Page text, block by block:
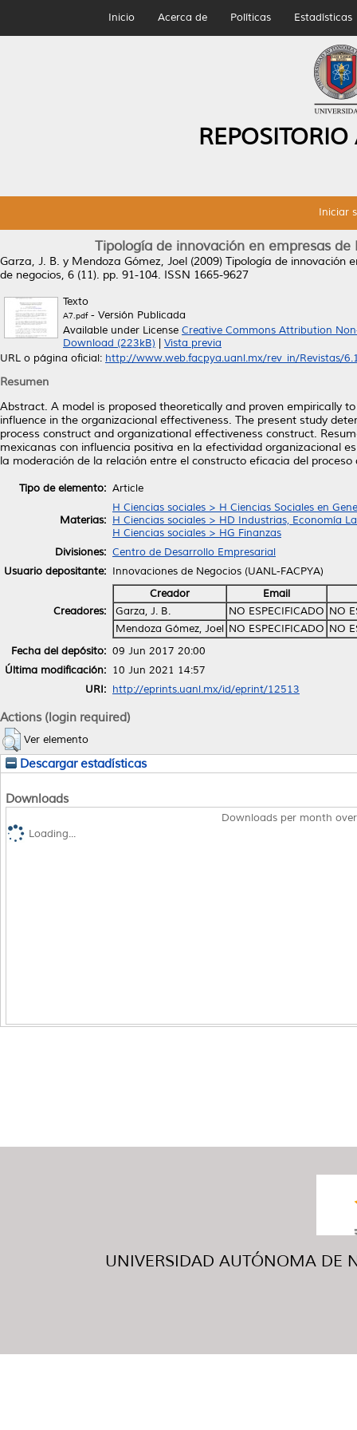
Inicio Acerca de Políticas Estadísticas
Iniciar
Tipología de innovación en empresas
Garza, J. B. y Mendoza Gómez, Joel (2009) Tipología de innovación
de negocios, 6 (11). pp. 91-104. ISSN 1665-9627
Texto
A7.pdf- Versión Publicada
Available under License Creative Commons Attribution
Download (223kB)
Vista previa
URL o página oficial: http://www.web.facpya.uanl.mx/rev_in/Revistas/
Resumen
Abstract. A model is proposed theoretically and proven empirically
influence in the organizacional effectiveness. The present study
process construct and organizational effectiveness construct.
mexicanas con influencia positiva en la efectividad organizacional
la moderación de la relación entre el constructo eficacia del
Tipo de elemento: Article
Materias:
H Ciencias sociales > H Ciencias Sociales en
H Ciencias sociales > HD Industrias, Economía
H Ciencias sociales > HG Finanzas
Divisiones: Centro de Desarrollo Empresarial
Usuario depositante: Innovaciones de Negocios (UANL-FACPYA)
Creadores:
Creador
Email
Garza, J. B.
NO ESPECIFICADO NO
Mendoza Gómez, Joel NO ESPECIFICADO NO
Fecha del depósito: 09 Jun 2017 20:00
Última modificación: 10 Jun 2021 14:57
URI: http://eprints.uanl.mx/id/eprint/12513
Actions (login required)
Ver elemento
Descargar estadísticas
Downloads
Downloads per month
Loading...
UNIVERSIDAD AUTÓNOMA DE